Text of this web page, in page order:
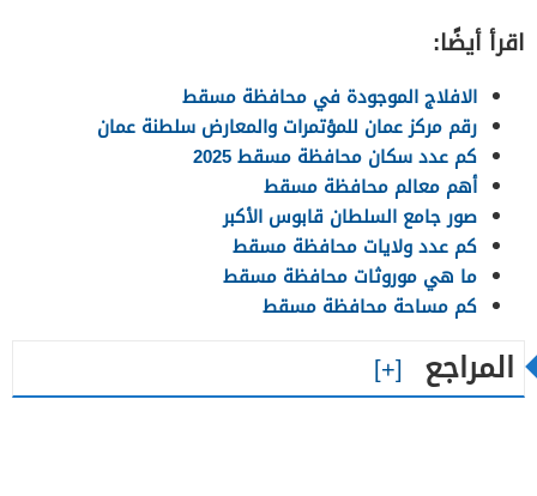
اقرأ أيضًا:
الافلاج الموجودة في محافظة مسقط
رقم مركز عمان للمؤتمرات والمعارض سلطنة عمان
كم عدد سكان محافظة مسقط 2025
أهم معالم محافظة مسقط
صور جامع السلطان قابوس الأكبر
كم عدد ولايات محافظة مسقط
ما هي موروثات محافظة مسقط
كم مساحة محافظة مسقط
المراجع